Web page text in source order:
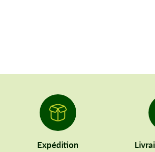
Expédition